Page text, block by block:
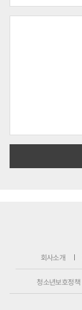
회사소개
청소년보호정책